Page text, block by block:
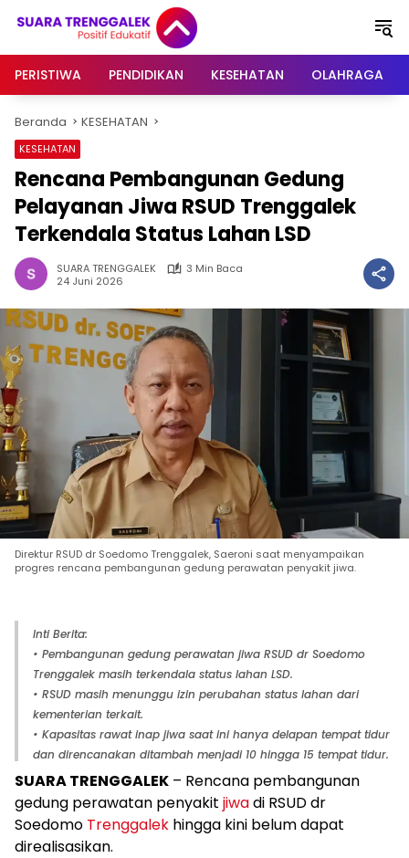
PERISTIWA
PENDIDIKAN KESEHATAN OLAHRAGA
Beranda KESEHATAN
KESEHATAN
Rencana Pembangunan Gedung
Pelayanan Jiwa RSUD Trenggalek
Terkendala Status Lahan LSD
SUARA TRENGGALEK
3 Min Baca
24 Juni 2026
Direktur RSUD dr Soedomo Trenggalek, Saeroni saat menyampaikan
progres rencana pembangunan gedung perawatan penyakit jiwa.
Inti Berita:
• Pembangunan gedung perawatan jiwa RSUD dr Soedomo
Trenggalek masih terkendala status lahan LSD.
• RSUD masih menunggu izin perubahan status lahan dari
kementerian terkait.
• Kapasitas rawat inap jiwa saat ini hanya delapan tempat tidur
dan direncanakan ditambah menjadi 10 hingga 15 tempat tidur.
SUARA TRENGGALEK – Rencana pembangunan
gedung perawatan penyakit jiwadi RSUD dr
Soedomo Trenggalek hingga kini belum dapat
direalisasikan.